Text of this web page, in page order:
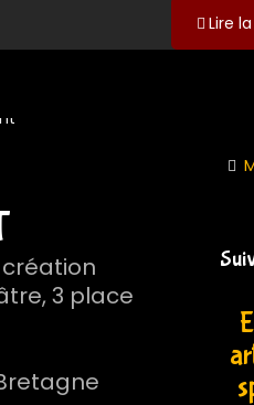
Lire
3 place